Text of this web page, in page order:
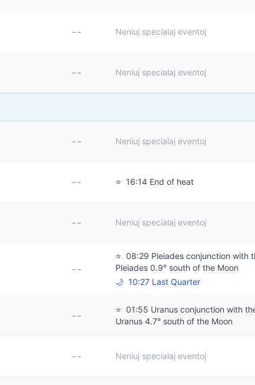
-- Neniuj specialaj eventoj
-- Neniuj specialaj eventoj
-- Neniuj specialaj eventoj
-- ⭐ 16:14 End of heat
-- Neniuj specialaj eventoj
--
⭐ 08:29 Pleiades conjunction with
Pleiades 0.9° south of the Moon
🌙 10:27 Last Quarter
-- ⭐ 01:55 Uranus conjunction with
Uranus 4.7° south of the Moon
-- Neniuj specialaj eventoj